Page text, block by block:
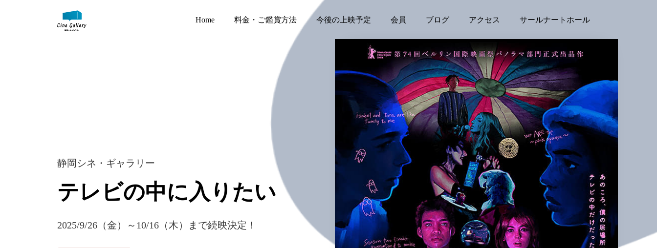
Home 料金・ご鑑賞方法 今後の上映予定 会員 ブログ アクセス サールナートホール
静岡シネ・ギャラリー
テレビの中に入りたい
2025/9/26（金）～10/16（木）まで続映決定！